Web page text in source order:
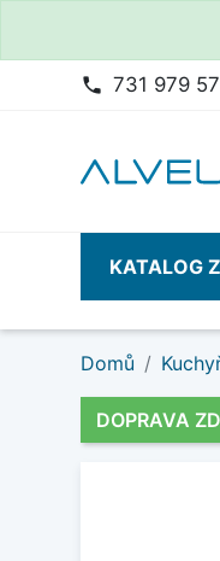
phone 731 979
KATALOG
Domů
DOPRAVA